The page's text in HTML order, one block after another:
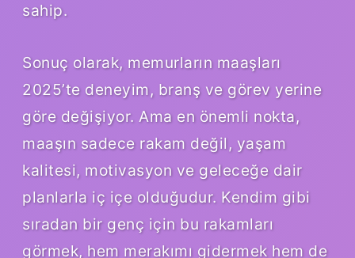
sahip.
Sonuç olarak, memurların maaşları
2025’te deneyim, branş ve görev yerine
göre değişiyor. Ama en önemli nokta,
maaşın sadece rakam değil, yaşam
kalitesi, motivasyon ve geleceğe dair
planlarla iç içe olduğudur. Kendim gibi
sıradan bir genç için bu rakamları
görmek, hem merakımı gidermek hem de